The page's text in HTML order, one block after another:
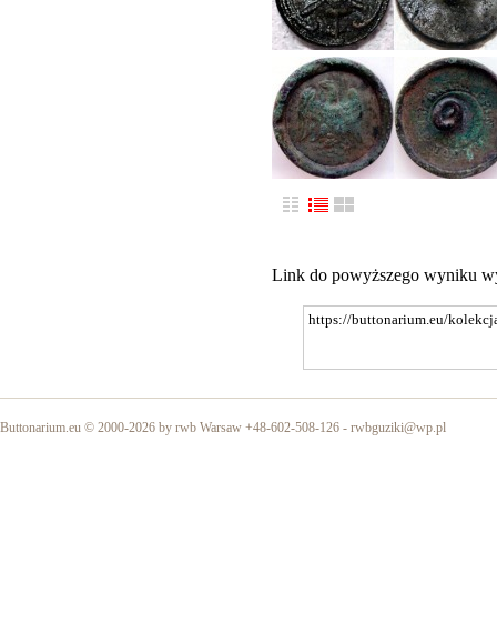
Link do powyższego wyniku
Buttonarium.eu © 2000-2026 by rwb Warsaw +48-602-508-126 - rwbguziki@wp.pl